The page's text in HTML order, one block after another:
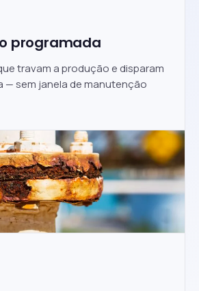
programada
travam a produção e disparam
— sem janela de manutenção